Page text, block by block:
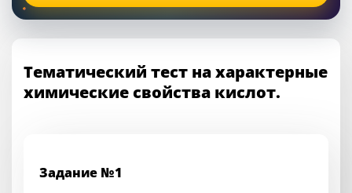
Тематический тест на характерные
химические свойства кислот.
Задание №1